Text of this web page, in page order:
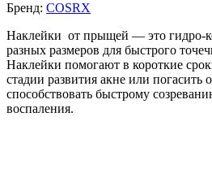
Бренд: COSRX
Наклейки от прыщей — это гидро-
разных размеров для быстрого
Наклейки помогают в короткие
стадии развития акне или погасить
способствовать быстрому
воспаления.